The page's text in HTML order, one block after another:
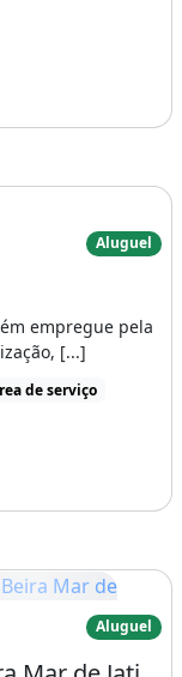
Aluguel
empregue pela
[...]
de serviço
Mar deAluguel